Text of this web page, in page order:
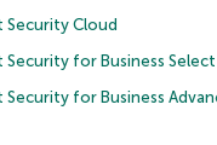
Security Cloud
Security for Business Select
Security for Business